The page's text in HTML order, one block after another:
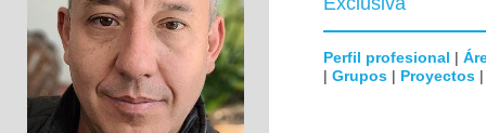
Perfil profesional |
| Grupos | Proyectos